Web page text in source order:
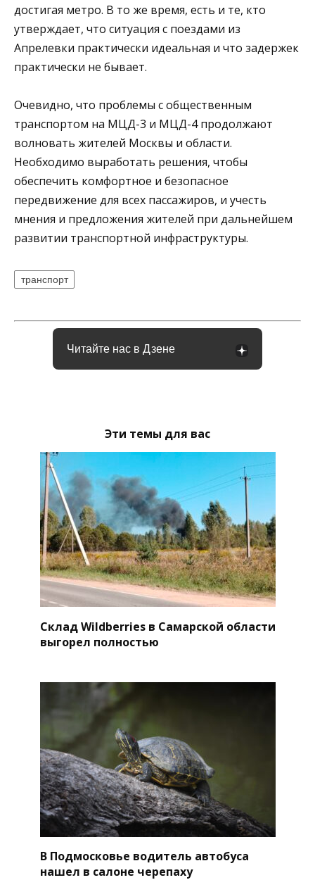
достигая метро. В то же время, есть и те, кто
утверждает, что ситуация с поездами из
Апрелевки практически идеальная и что задержек
практически не бывает.
Очевидно, что проблемы с общественным
транспортом на МЦД-3 и МЦД-4 продолжают
волновать жителей Москвы и области.
Необходимо выработать решения, чтобы
обеспечить комфортное и безопасное
передвижение для всех пассажиров, и учесть
мнения и предложения жителей при дальнейшем
развитии транспортной инфраструктуры.
транспорт
Читайте нас в Дзене
Эти темы для вас
Склад Wildberries в Самарской области
выгорел полностью
В Подмосковье водитель автобуса
нашел в салоне черепаху